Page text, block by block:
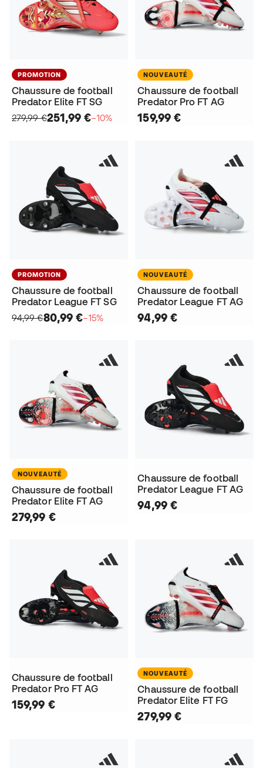
PROMOTION
Chaussure de football
Predator Elite FT SG
279,99 €251,99 €−10%
NOUVEAUTÉ
Chaussure de football
Predator Pro FT AG
159,99 €
PROMOTION
Chaussure de football
Predator League FT SG
94,99 €80,99 €−15%
NOUVEAUTÉ
Chaussure de football
Predator League FT AG
94,99 €
NOUVEAUTÉ
Chaussure de football
Predator Elite FT AG
279,99 €
Chaussure de football
Predator League FT AG
94,99 €
Chaussure de football
Predator Pro FT AG
159,99 €
NOUVEAUTÉ
Chaussure de football
Predator Elite FT FG
279,99 €